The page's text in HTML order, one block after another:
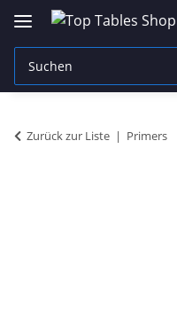
Zurück zur Liste Primers